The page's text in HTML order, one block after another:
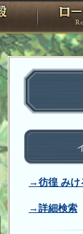
神殿
→彷徨 みけ
→詳細検索